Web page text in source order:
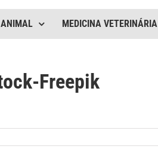
ANIMAL MEDICINA VETERINÁRIA
Freepik